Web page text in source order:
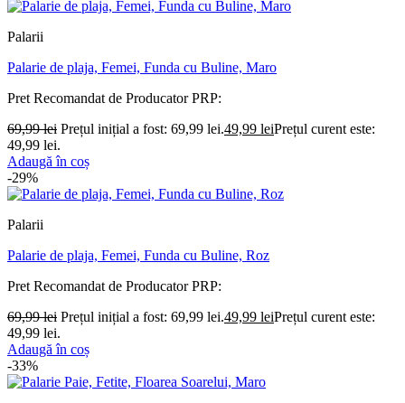
Palarii
Palarie de plaja, Femei, Funda cu Buline, Maro
Pret Recomandat de ProducatorPRP:
69,99lei Prețul inițial a fost: 69,99 lei.49,99 leiPrețul curent este:
49,99 lei.
Adaugă în coș
-29%
Palarii
Palarie de plaja, Femei, Funda cu Buline, Roz
Pret Recomandat de ProducatorPRP:
69,99lei Prețul inițial a fost: 69,99 lei.49,99 leiPrețul curent este:
49,99 lei.
Adaugă în coș
-33%